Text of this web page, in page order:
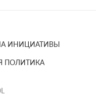
ИНИЦИАТИВЫ
ПОЛИТИКА